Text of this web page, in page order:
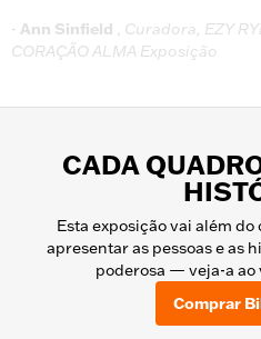
- Ann Sinfield Curadora, EZY
CORAÇÃO ALMA Exposição
CADA
Esta exposição vai além
apresentar as pessoas e as
poderosa — veja-a ao
Comprar